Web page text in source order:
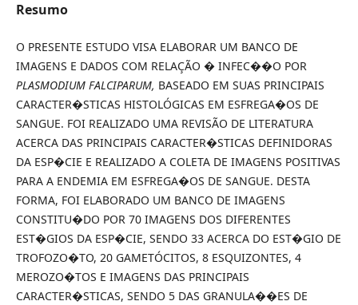
Resumo
O PRESENTE ESTUDO VISA ELABORAR UM BANCO DE
IMAGENS E DADOS COM RELAÇÃO � INFEC��O POR
PLASMODIUM FALCIPARUM, BASEADO EM SUAS PRINCIPAIS
CARACTER�STICAS HISTOLÓGICAS EM ESFREGA�OS DE
SANGUE. FOI REALIZADO UMA REVISÃO DE LITERATURA
ACERCA DAS PRINCIPAIS CARACTER�STICAS DEFINIDORAS
DA ESP�CIE E REALIZADO A COLETA DE IMAGENS POSITIVAS
PARA A ENDEMIA EM ESFREGA�OS DE SANGUE. DESTA
FORMA, FOI ELABORADO UM BANCO DE IMAGENS
CONSTITU�DO POR 70 IMAGENS DOS DIFERENTES
EST�GIOS DA ESP�CIE, SENDO 33 ACERCA DO EST�GIO DE
TROFOZO�TO, 20 GAMETÓCITOS, 8 ESQUIZONTES, 4
MEROZO�TOS E IMAGENS DAS PRINCIPAIS
CARACTER�STICAS, SENDO 5 DAS GRANULA��ES DE